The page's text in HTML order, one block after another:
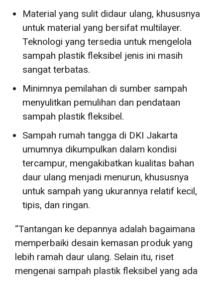
Material yang sulit didaur ulang, khususnya
untuk material yang bersifat multilayer.
Teknologi yang tersedia untuk mengelola
sampah plastik fleksibel jenis ini masih
sangat terbatas.
Minimnya pemilahan di sumber sampah
menyulitkan pemulihan dan pendataan
sampah plastik fleksibel.
Sampah rumah tangga di DKI Jakarta
umumnya dikumpulkan dalam kondisi
tercampur, mengakibatkan kualitas bahan
daur ulang menjadi menurun, khususnya
untuk sampah yang ukurannya relatif kecil,
tipis, dan ringan.
“Tantangan ke depannya adalah bagaimana
memperbaiki desain kemasan produk yang
lebih ramah daur ulang. Selain itu, riset
mengenai sampah plastik fleksibel yang ada